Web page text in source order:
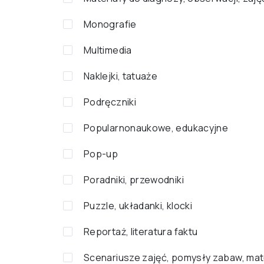
Monografie
Multimedia
Naklejki, tatuaże
Podręczniki
Popularnonaukowe, edukacyjne
Pop-up
Poradniki, przewodniki
Puzzle, układanki, klocki
Reportaż, literatura faktu
Scenariusze zajęć, pomysły zabaw,